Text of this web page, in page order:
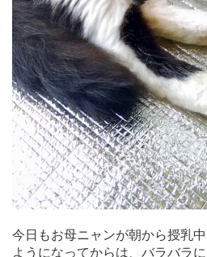
今日もお母ニャンが朝から授乳
ようになってからは、バラバラ